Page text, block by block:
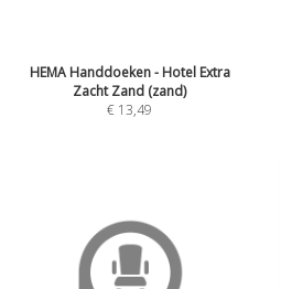
HEMA Handdoeken - Hotel Extra
Zacht Zand (zand)
€ 13,49